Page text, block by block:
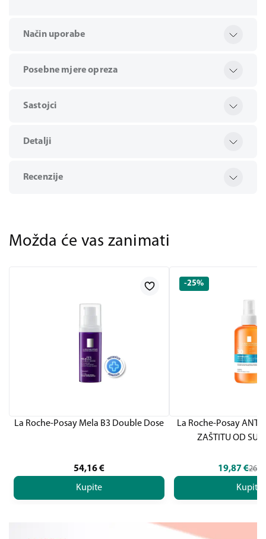
Način uporabe
Posebne mjere opreza
Sastojci
Detalji
Recenzije
Možda će vas zanimati
La Roche-Posay Mela B3 Double Dose
54,16€
Kupite
-25%
La Roche-Posay
ZAŠTITU OD
19,87 €
Kupite